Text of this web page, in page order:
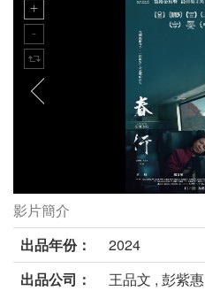
春行劇照
影片簡介
出品年份：
2024
出品公司：
王品文 , 彭紫惠